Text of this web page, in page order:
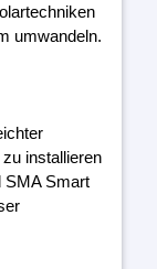
umwandeln.
installieren
SMA Smart